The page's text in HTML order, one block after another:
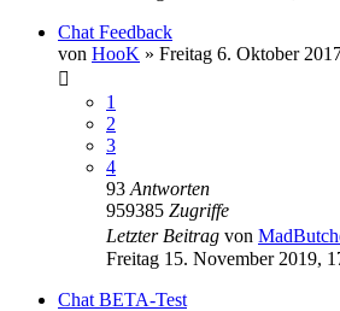
Chat Feedback
von HooK » Freitag 6. Oktober
1
2
3
4
93 Antworten
959385 Zugriffe
Letzter Beitrag von
Freitag 15. November 2019,
Chat BETA-Test